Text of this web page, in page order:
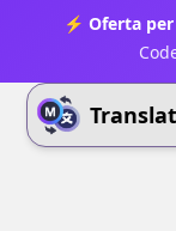
⚡ Oferta